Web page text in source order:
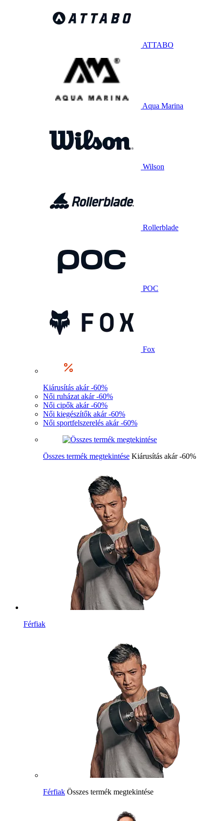
ATTABO
Aqua Marina
Wilson
Rollerblade
POC
Fox
Kiárusítás akár -60%
Női ruházat akár -60%
Női cipők akár -60%
Női kiegészítők akár -60%
Női sportfelszerelés akár -60%
Összes termék megtekintése Kiárusítás akár -60%
Férfiak
Férfiak Összes termék megtekintése